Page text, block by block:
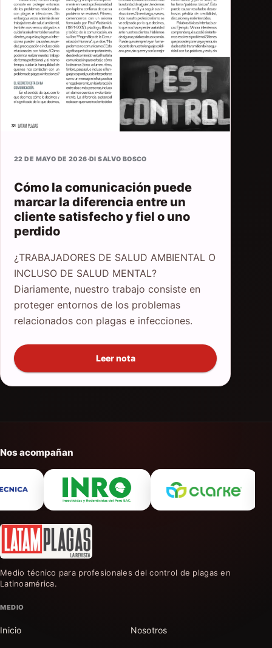
22 DE MAYO DE 2026·DI SALVO BOSCO
Cómo la comunicación puede
marcar la diferencia entre un
cliente satisfecho y fiel o uno
perdido
¿TRABAJADORES DE SALUD AMBIENTAL O
INCLUSO DE SALUD MENTAL?
Diariamente, nuestro trabajo consiste en
proteger entornos de los problemas
relacionados con plagas e infecciones.
Leer nota
Nos acompañan
Medio técnico para profesionales del control de plagas en
Latinoamérica.
MEDIO
Inicio Nosotros